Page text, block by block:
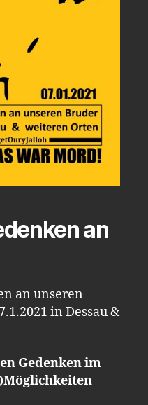
an
an unseren
in Dessau &
Gedenken im